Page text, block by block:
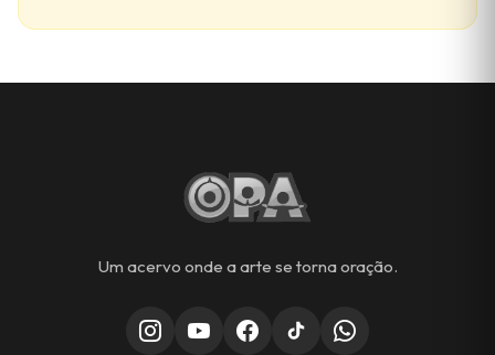
Um acervo onde a arte se torna oração.